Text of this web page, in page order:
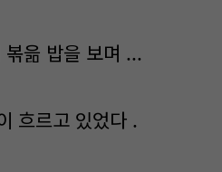
읆 밥을 보며 ...
흐르고 있었다 .